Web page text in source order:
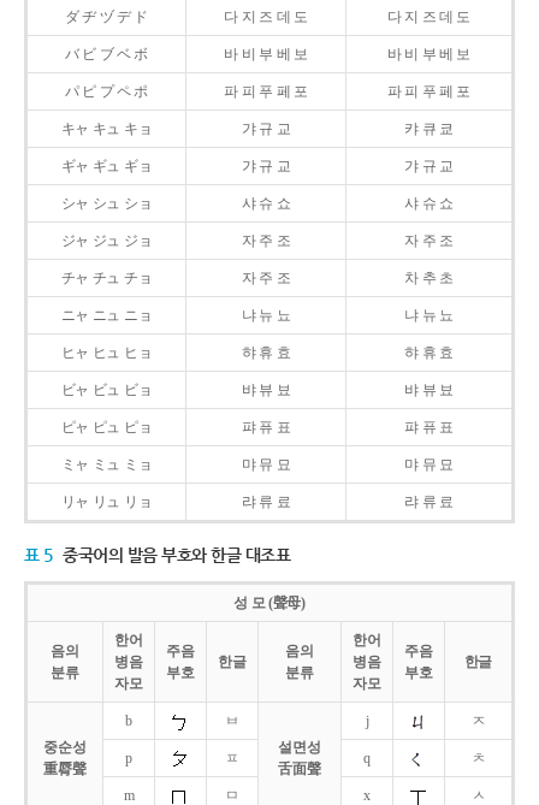
ダ ヂ ヅ デ ド 다 지 즈 데 도 다 지 즈 데 도
バ ビ ブ ベ ボ 바 비 부 베 보 바 비 부 베 보
パ ピ プ ペ ポ 파 피 푸 페 포 파 피 푸 페 포
キャ キュ キョ 갸 규 교 캬 큐 쿄
ギャ ギュ ギョ 갸 규 교 갸 규 교
シャ シュ ショ 샤 슈 쇼 샤 슈 쇼
ジャ ジュ ジョ 자 주 조 자 주 조
チャ チュ チョ 자 주 조 차 추 초
ニャ ニュ ニョ 냐 뉴 뇨 냐 뉴 뇨
ヒャ ヒュ ヒョ 햐 휴 효 햐 휴 효
ビャ ビュ ビョ 뱌 뷰 뵤 뱌 뷰 뵤
ピャ ピュ ピョ 퍄 퓨 표 퍄 퓨 표
ミャ ミュ ミョ 먀 뮤 묘 먀 뮤 묘
リャ リュ リョ 랴 류 료 랴 류 료
표 5 중국어의 발음 부호와 한글 대조표
성 모 (聲母)
음의
분류
한어
병음
자모
주음
부호
한글
음의
분류
한어
병음
자모
주음
부호
한글
중순성
重脣聲
b
ㅂ
설면성
舌面聲
j ㅈ
p ㅍ q ㅊ
m ㅁ x ㅅ